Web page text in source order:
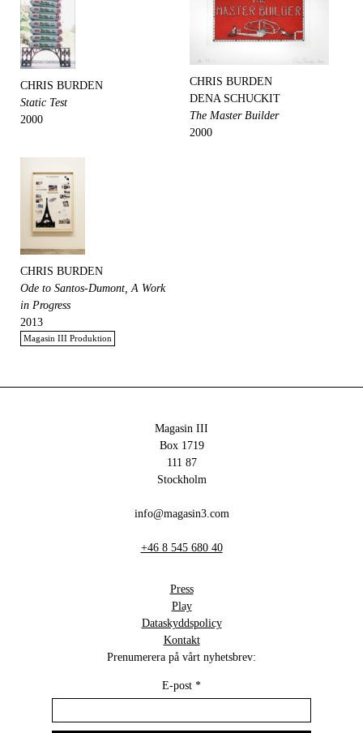
CHRIS BURDEN
Static Test
2000
CHRIS BURDEN
DENA SCHUCKIT
The Master Builder
2000
CHRIS BURDEN
Ode to Santos-Dumont, A Work
in Progress
2013
Magasin III Produktion
Magasin III
Box 1719
111 87
Stockholm
info@magasin3.com
+46 8 545 680 40
Press
Play
Dataskyddspolicy
Kontakt
Prenumerera på vårt nyhetsbrev:
E-post *